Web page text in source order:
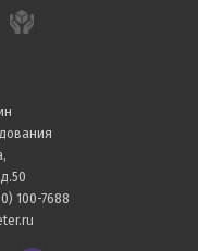
100-7688